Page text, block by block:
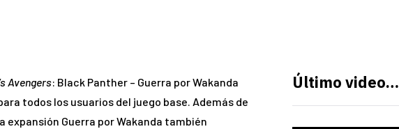
Avengers: Black Panther – Guerra por Wakanda
todos los usuarios del juego base. Además de
expansión Guerra por Wakanda también
Último video…